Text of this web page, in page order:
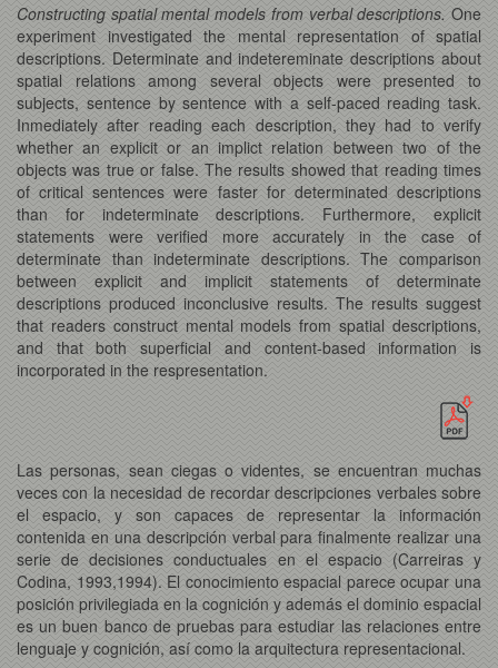
Constructing spatial mental models from verbal descriptions. One
experiment investigated the mental representation of spatial
descriptions. Determinate and indetereminate descriptions about
spatial relations among several objects were presented to
subjects, sentence by sentence with a self-paced reading task.
Inmediately after reading each description, they had to verify
whether an explicit or an implict relation between two of the
objects was true or false. The results showed that reading times
of critical sentences were faster for determinated descriptions
than for indeterminate descriptions. Furthermore, explicit
statements were verified more accurately in the case of
determinate than indeterminate descriptions. The comparison
between explicit and implicit statements of determinate
descriptions produced inconclusive results. The results suggest
that readers construct mental models from spatial descriptions,
and that both superficial and content-based information is
incorporated in the respresentation.
Las personas, sean ciegas o videntes, se encuentran muchas
veces con la necesidad de recordar descripciones verbales sobre
el espacio, y son capaces de representar la información
contenida en una descripción verbal para finalmente realizar una
serie de decisiones conductuales en el espacio (Carreiras y
Codina, 1993,1994). El conocimiento espacial parece ocupar una
posición privilegiada en la cognición y además el dominio espacial
es un buen banco de pruebas para estudiar las relaciones entre
lenguaje y cognición, así como la arquitectura representacional.